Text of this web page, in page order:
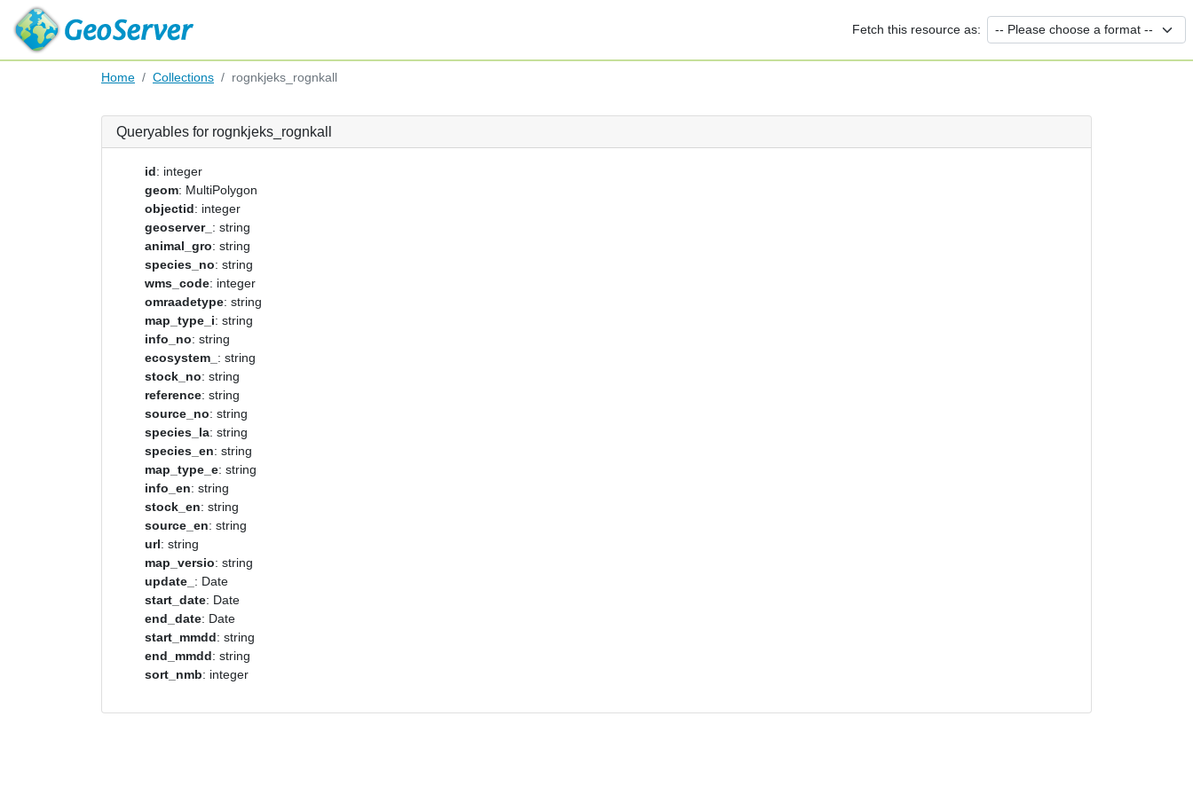
Fetch this resource as:
Home Collections rognkjeks_rognkall
Queryables for rognkjeks_rognkall
id: integer
geom: MultiPolygon
objectid: integer
geoserver_ : string
animal_gro: string
species_no: string
wms_code: integer
omraadetype: string
map_type_i: string
info_no: string
ecosystem_ : string
stock_no: string
reference: string
source_no: string
species_la: string
species_en: string
map_type_e: string
info_en: string
stock_en: string
source_en: string
url: string
map_versio: string
update_ : Date
start_date: Date
end_date: Date
start_mmdd: string
end_mmdd: string
sort_nmb: integer